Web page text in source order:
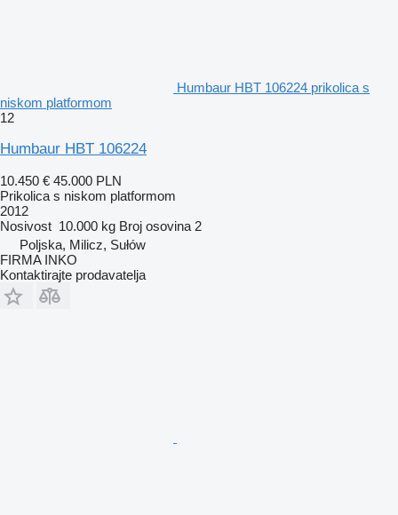
Humbaur HBT 106224 prikolica s
niskom platformom
12
Humbaur HBT 106224
10.450 € 45.000 PLN
Prikolica s niskom platformom
2012
Nosivost 10.000 kg Broj osovina 2
Poljska, Milicz, Sułów
FIRMA INKO
Kontaktirajte prodavatelja